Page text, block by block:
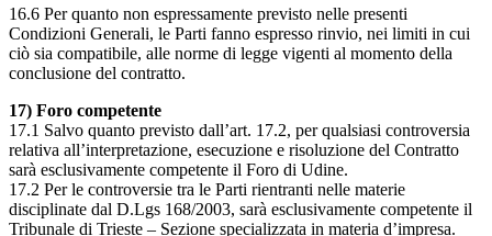
16.6 Per quanto non espressamente previsto nelle presenti
Condizioni Generali, le Parti fanno espresso rinvio, nei limiti in cui
ciò sia compatibile, alle norme di legge vigenti al momento della
conclusione del contratto.
17) Foro competente
17.1 Salvo quanto previsto dall’art. 17.2, per qualsiasi controversia
relativa all’interpretazione, esecuzione e risoluzione del Contratto
sarà esclusivamente competente il Foro di Udine.
17.2 Per le controversie tra le Parti rientranti nelle materie
disciplinate dal D.Lgs 168/2003, sarà esclusivamente competente il
Tribunale di Trieste – Sezione specializzata in materia d’impresa.